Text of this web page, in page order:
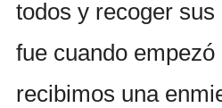
todos y recoger sus
fue cuando
recibimos una